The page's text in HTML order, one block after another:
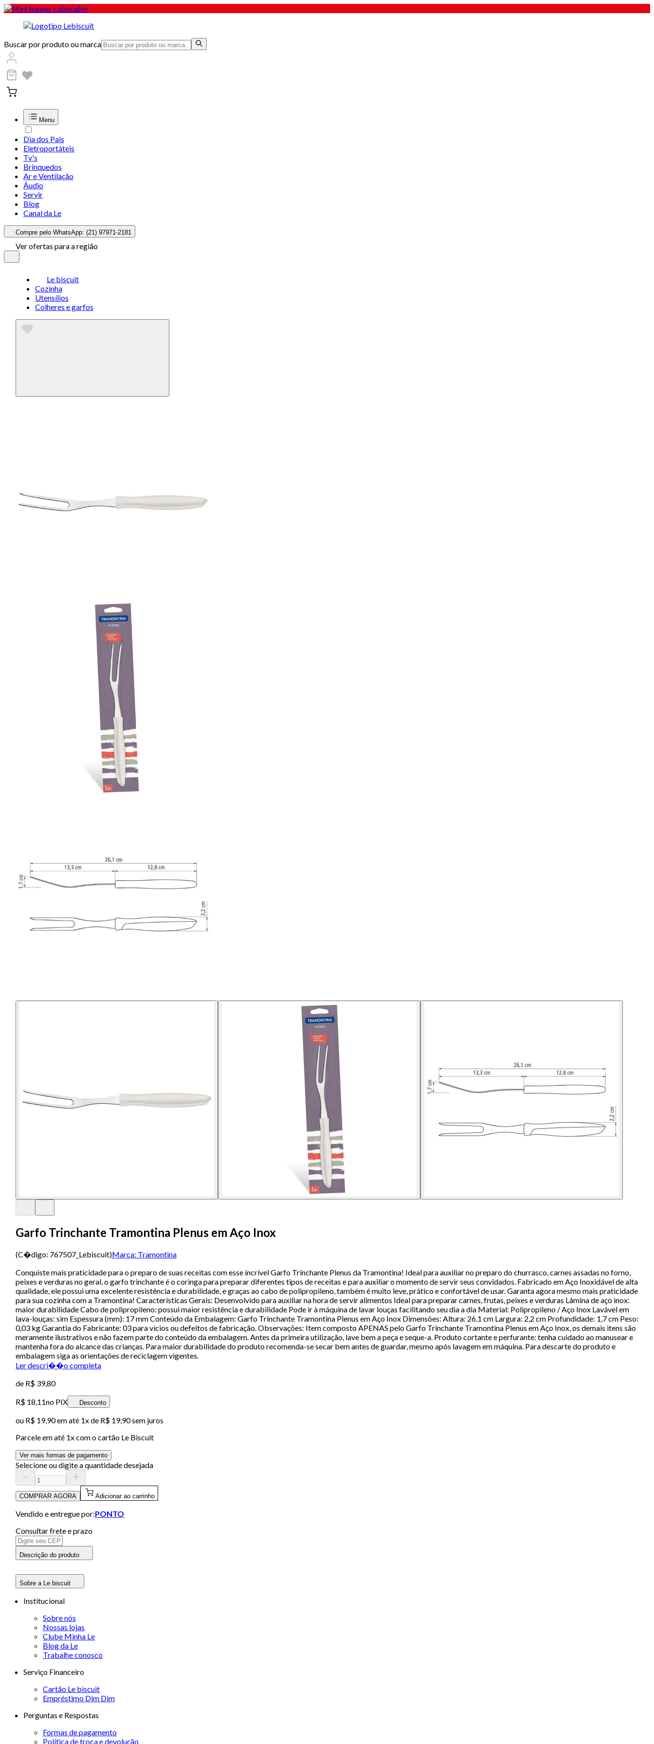
Buscar por produto ou marca
Menu
Dia dos Pais
Eletroportáteis
Tv's
Brinquedos
Ar e Ventilação
Áudio
Servir
Blog
Canal da Le
Compre pelo WhatsApp: (21) 97971-2181
Ver ofertas para a região
Le biscuit
Cozinha
Utensílios
Colheres e garfos
Garfo Trinchante Tramontina Plenus em Aço Inox
(C�digo: 767507_Lebiscuit)Marca: Tramontina
Conquiste mais praticidade para o preparo de suas receitas com esse incrível Garfo Trinchante Plenus da Tramontina! Ideal para auxiliar no preparo do churrasco, carnes assadas no forno,
peixes e verduras no geral, o garfo trinchante é o coringa para preparar diferentes tipos de receitas e para auxiliar o momento de servir seus convidados. Fabricado em Aço Inoxidável de alta
qualidade, ele possui uma excelente resistência e durabilidade, e graças ao cabo de polipropileno, também é muito leve, prático e confortável de usar. Garanta agora mesmo mais praticidade
para sua cozinha com a Tramontina! Características Gerais: Desenvolvido para auxiliar na hora de servir alimentos Ideal para preparar carnes, frutas, peixes e verduras Lâmina de aço inox:
maior durabilidade Cabo de polipropileno: possui maior resistência e durabilidade Pode ir à máquina de lavar louças facilitando seu dia a dia Material: Polipropileno / Aço Inox Lavável em
lava-louças: sim Espessura (mm): 17 mm Conteúdo da Embalagem: Garfo Trinchante Tramontina Plenus em Aço Inox Dimensões: Altura: 26,1 cm Largura: 2,2 cm Profundidade: 1,7 cm Peso:
0,03 kg Garantia do Fabricante: 03 para vícios ou defeitos de fabricação. Observações: Item composto APENAS pelo Garfo Trinchante Tramontina Plenus em Aço Inox, os demais itens são
meramente ilustrativos e não fazem parte do conteúdo da embalagem. Antes da primeira utilização, lave bem a peça e seque-a. Produto cortante e perfurante: tenha cuidado ao manusear e
mantenha fora do alcance das crianças. Para maior durabilidade do produto recomenda-se secar bem antes de guardar, mesmo após lavagem em máquina. Para descarte do produto e
embalagem siga as orientações de reciclagem vigentes.
Ler descri��o completa
de R$ 39,80
R$ 18,11no PIX Desconto
ou R$ 19,90em até 1x de R$ 19,90sem juros
Parcele em até 1x com o cartão Le Biscuit
Ver mais formas de pagamento
Selecione ou digite a quantidade desejada
COMPRAR AGORA Adicionar ao carrinho
Vendido e entregue por:PONTO
Consultar frete e prazo
Descrição do produto
Sobre a Le biscuit
Institucional
Sobre nós
Nossas lojas
Clube Minha Le
Blog da Le
Trabalhe conosco
Serviço Financeiro
Cartão Le biscuit
Empréstimo Dim Dim
Perguntas e Respostas
Formas de pagamento
Política de troca e devolução